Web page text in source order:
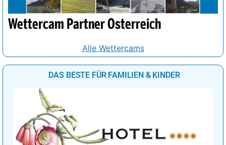
Wettercam Partner Österreich
Alle Wettercams
DAS BESTE FÜR FAMILIEN & KINDER